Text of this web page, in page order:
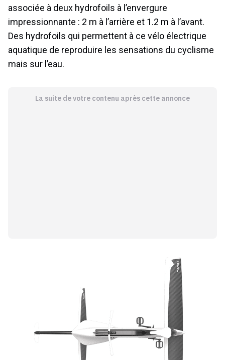
associée à deux hydrofoils à l’envergure
impressionnante : 2 m à l’arrière et 1.2 m à l’avant.
Des hydrofoils qui permettent à ce vélo électrique
aquatique de reproduire les sensations du cyclisme
mais sur l’eau.
La suite de votre contenu après cette annonce